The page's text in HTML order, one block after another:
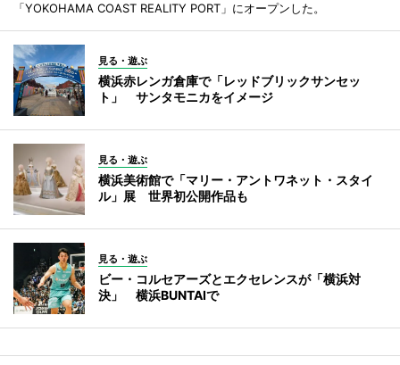
「YOKOHAMA COAST REALITY PORT」にオープンした。
見る・遊ぶ
横浜赤レンガ倉庫で「レッドブリックサンセッ
ト」 サンタモニカをイメージ
見る・遊ぶ
横浜美術館で「マリー・アントワネット・スタイ
ル」展 世界初公開作品も
見る・遊ぶ
ビー・コルセアーズとエクセレンスが「横浜対
決」 横浜BUNTAIで